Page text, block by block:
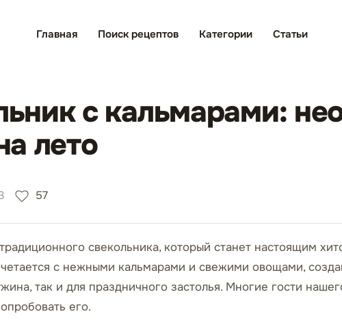
Главная Поиск рецептов Категории Статьи
с кальмарами:
лето
57
свекольника, который станет настоящим
с нежными кальмарами и свежими овощами,
так и для праздничного застолья. Многие гости
его.